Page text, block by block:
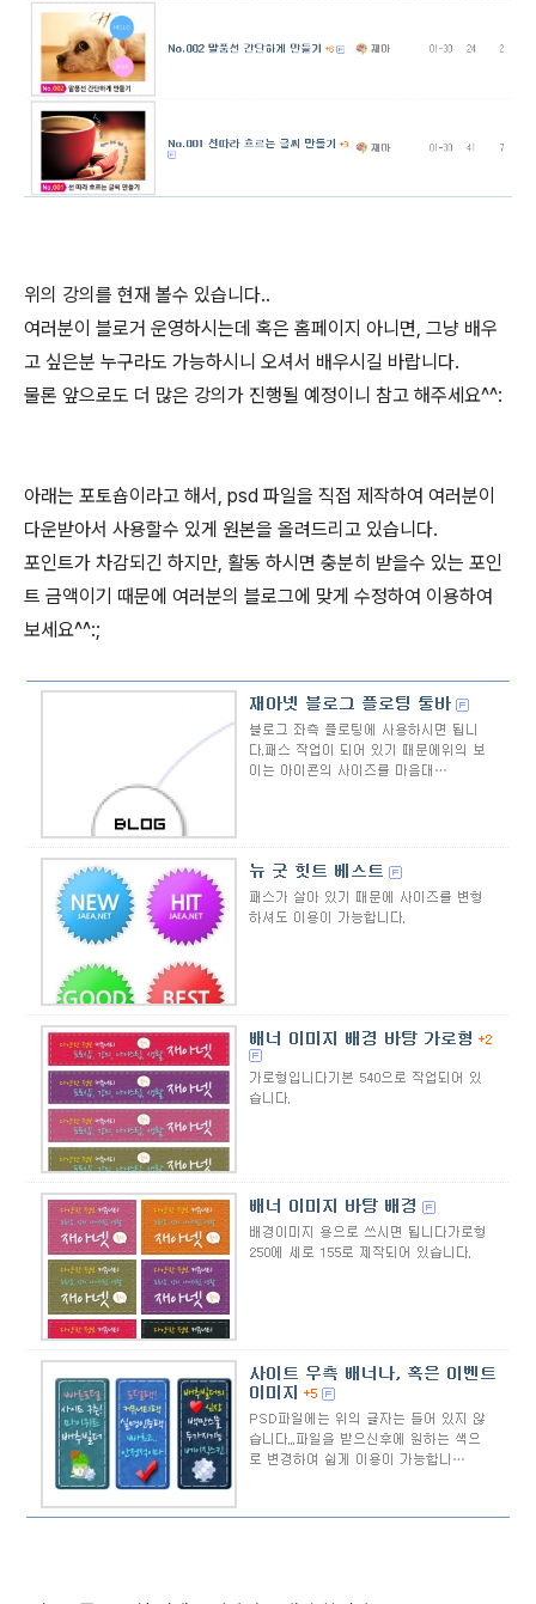
위의 강의를 현재 볼수 있습니다..
여러분이 블로거 운영하시는데 혹은 홈페이지 아니면, 그냥 배우
고 싶은분 누구라도 가능하시니 오셔서 배우시길 바랍니다.
물론 앞으로도 더 많은 강의가 진행될 예정이니 참고 해주세요^^:
아래는 포토숍이라고 해서, psd 파일을 직접 제작하여 여러분이
다운받아서 사용할수 있게 원본을 올려드리고 있습니다.
포인트가 차감되긴 하지만, 활동 하시면 충분히 받을수 있는 포인
트 금액이기 때문에 여러분의 블로그에 맞게 수정하여 이용하여
보세요^^:;